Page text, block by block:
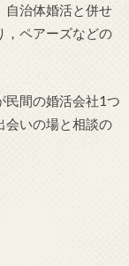
自治体婚活と併せ
，ペアーズなどの
民間の婚活会社1つ
会いの場と相談の